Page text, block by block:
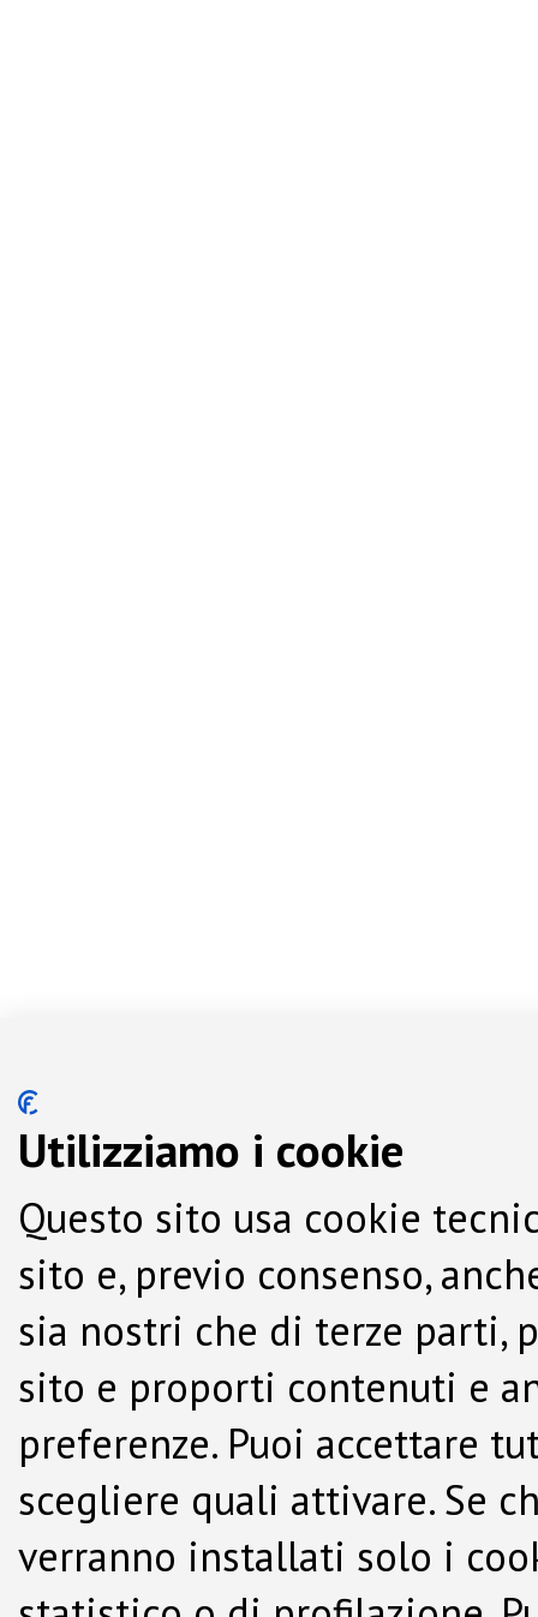
Utilizziamo i cookie
Questo sito usa cookie
sito e, previo consenso,
sia nostri che di terze parti,
sito e proporti contenuti e
preferenze. Puoi accettare
scegliere quali attivare. Se
verranno installati solo i